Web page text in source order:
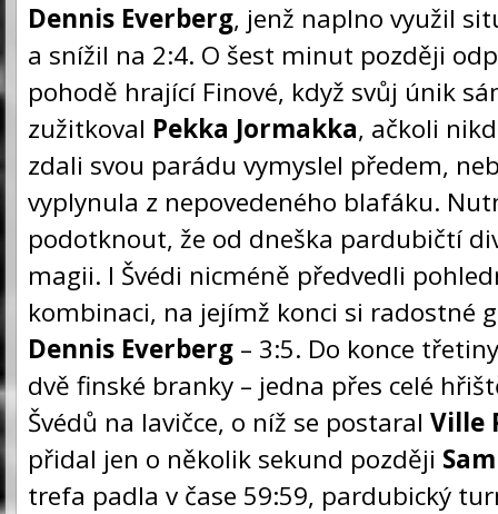
Dennis Everberg, jenž naplno využil
a snížil na 2:4. O šest minut později
pohodě hrající Finové, když svůj únik
zužitkoval Pekka Jormakka, ačkoli
zdali svou parádu vymyslel předem,
vyplynula z nepovedeného blafáku.
podotknout, že od dneška pardubičtí
magii. I Švédi nicméně předvedli
kombinaci, na jejímž konci si radostné
Dennis Everberg – 3:5. Do konce
dvě finské branky – jedna přes celé
Švédů na lavičce, o níž se postaral Ville
přidal jen o několik sekund později
trefa padla v čase 59:59, pardubický